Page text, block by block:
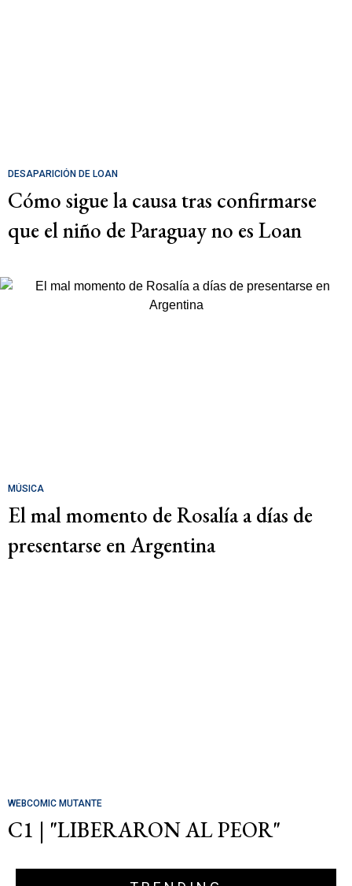
DESAPARICIÓN DE LOAN
Cómo sigue la causa tras confirmarse
que el niño de Paraguay no es Loan
MÚSICA
El mal momento de Rosalía a días de
presentarse en Argentina
WEBCOMIC MUTANTE
C1 | "LIBERARON AL PEOR"